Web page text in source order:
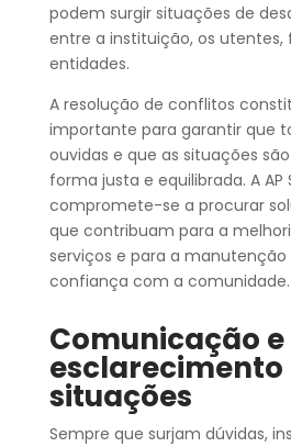
podem surgir situações de
entre a instituição, os utentes,
entidades.
A resolução de conflitos
importante para garantir que
ouvidas e que as situações
forma justa e equilibrada. A AP
compromete-se a procurar
que contribuam para a
serviços e para a manutenção
confiança com a comunidade.
Comunicação e
esclarecimento
situações
Sempre que surjam dúvidas,